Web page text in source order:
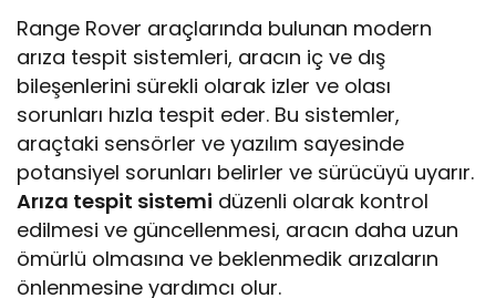
Range Rover araçlarında bulunan modern
arıza tespit sistemleri, aracın iç ve dış
bileşenlerini sürekli olarak izler ve olası
sorunları hızla tespit eder. Bu sistemler,
araçtaki sensörler ve yazılım sayesinde
potansiyel sorunları belirler ve sürücüyü uyarır.
Arıza tespit sistemi düzenli olarak kontrol
edilmesi ve güncellenmesi, aracın daha uzun
ömürlü olmasına ve beklenmedik arızaların
önlenmesine yardımcı olur.